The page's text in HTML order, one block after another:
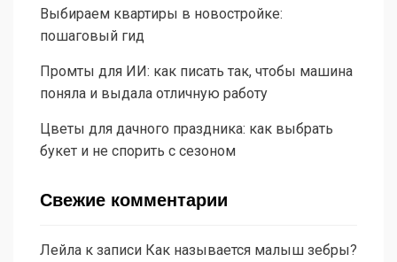
Выбираем квартиры в новостройке:
пошаговый гид
Промты для ИИ: как писать так, чтобы машина
поняла и выдала отличную работу
Цветы для дачного праздника: как выбрать
букет и не спорить с сезоном
Свежие комментарии
Лейла к записи Как называется малыш зебры?